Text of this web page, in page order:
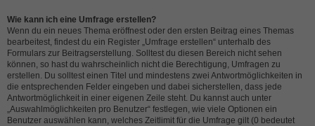
Wie kann ich eine Umfrage erstellen?
Wenn du ein neues Thema eröffnest oder den ersten Beitrag eines Themas
bearbeitest, findest du ein Register „Umfrage erstellen“ unterhalb des
Formulars zur Beitragserstellung. Solltest du diesen Bereich nicht sehen
können, so hast du wahrscheinlich nicht die Berechtigung, Umfragen zu
erstellen. Du solltest einen Titel und mindestens zwei Antwortmöglichkeiten in
die entsprechenden Felder eingeben und dabei sicherstellen, dass jede
Antwortmöglichkeit in einer eigenen Zeile steht. Du kannst auch unter
„Auswahlmöglichkeiten pro Benutzer“ festlegen, wie viele Optionen ein
Benutzer auswählen kann, welches Zeitlimit für die Umfrage gilt (0 bedeutet